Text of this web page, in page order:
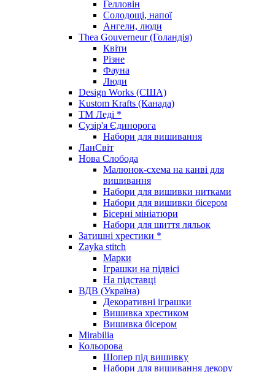
Гелловін
Солодощі, напої
Ангели, люди
Thea Gouverneur (Голандія)
Квіти
Різне
Фауна
Люди
Design Works (США)
Kustom Krafts (Канада)
ТМ Леді *
Сузір'я Єдинорога
Набори для вишивання
ЛанСвіт
Нова Слобода
Малюнок-схема на канві для
вишивання
Набори для вишивки нитками
Набори для вишивки бісером
Бісерні мініатюри
Набори для шиття ляльок
Затишні хрестики *
Zayka stitch
Марки
Іграшки на підвісі
На підставці
ВДВ (Україна)
Декоративні іграшки
Вишивка хрестиком
Вишивка бісером
Mirabilia
Кольорова
Шопер під вишивку
Набори для вишивання декору